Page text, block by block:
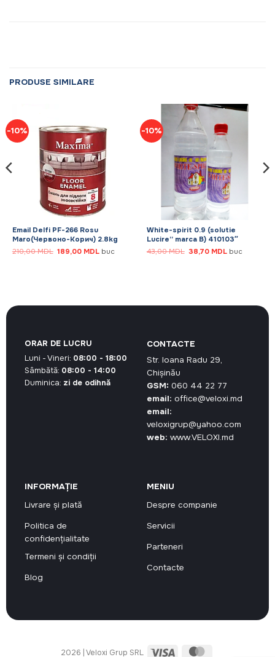
PRODUSE SIMILARE
-10%
Email Delfi PF-266 Rosu
Maro(Червоно-Корич) 2.8kg
210,00MDL Prețul
inițial
189,00 MDLPrețul
buc
-10%
White-spirit 0.9 (solutie
Lucire” marca B) 410103″
43,00MDL Prețul
inițial
38,70 MDLPrețul
buc
CONTACTE
Str. Ioana Radu 29,
Chișinău
GSM: 060 44 22 77
email: office@veloxi.md
email:
veloxigrup@yahoo.com
web: www.VELOXI.md
INFORMAȚIE
Livrare și plată
Politica de
confidențialitate
Termeni și condiții
Blog
MENIU
Despre companie
Servicii
Parteneri
Contacte
ORAR DE LUCRU
Luni - Vineri: 08:00 - 18:00
Sâmbătă: 08:00 - 14:00
Duminica: zi de odihnă
2026 | Veloxi Grup SRL Visa